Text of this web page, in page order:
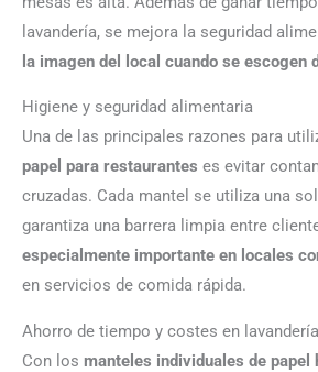
lavandería, se mejora la seguridad
la imagen del local cuando se escogen
Higiene y seguridad alimentaria
Una de las principales razones para
papel para restaurantes es evitar
cruzadas. Cada mantel se utiliza una
garantiza una barrera limpia entre
especialmente importante en locales
en servicios de comida rápida.
Ahorro de tiempo y costes en lavandería
Con los manteles individuales de papel